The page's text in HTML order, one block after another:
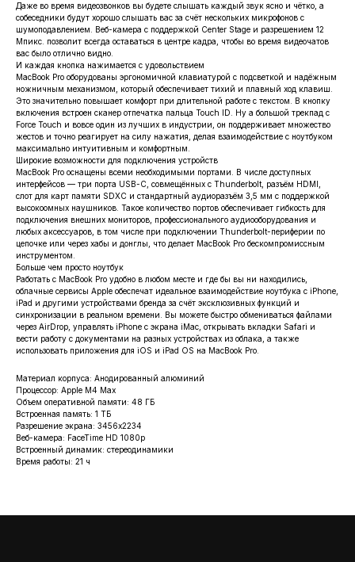
Даже во время видеозвонков вы будете слышать каждый звук ясно и чётко, а
собеседники будут хорошо слышать вас за счёт нескольких микрофонов с
шумоподавлением. Веб-камера с поддержкой Center Stage и разрешением 12
Мпикс. позволит всегда оставаться в центре кадра, чтобы во время видеочатов
вас было отлично видно.
И каждая кнопка нажимается с удовольствием
MacBook Pro оборудованы эргономичной клавиатурой с подсветкой и надёжным
ножничным механизмом, который обеспечивает тихий и плавный ход клавиш.
Это значительно повышает комфорт при длительной работе с текстом. В кнопку
включения встроен сканер отпечатка пальца Touch ID. Ну а большой трекпад с
Force Touch и вовсе один из лучших в индустрии, он поддерживает множество
жестов и точно реагирует на силу нажатия, делая взаимодействие с ноутбуком
максимально интуитивным и комфортным.
Широкие возможности для подключения устройств
MacBook Pro оснащены всеми необходимыми портами. В числе доступных
интерфейсов — три порта USB-C, совмещённых с Thunderbolt, разъём HDMI,
слот для карт памяти SDXC и стандартный аудиоразъём 3,5 мм с поддержкой
высокоомных наушников. Такое количество портов обеспечивает гибкость для
подключения внешних мониторов, профессионального аудиооборудования и
любых аксессуаров, в том числе при подключении Thunderbolt-периферии по
цепочке или через хабы и донглы, что делает MacBook Pro бескомпромиссным
инструментом.
Больше чем просто ноутбук
Работать с MacBook Pro удобно в любом месте и где бы вы ни находились,
облачные сервисы Apple обеспечат идеальное взаимодействие ноутбука с iPhone,
iPad и другими устройствами бренда за счёт эксклюзивных функций и
синхронизации в реальном времени. Вы можете быстро обмениваться файлами
через AirDrop, управлять iPhone с экрана iMac, открывать вкладки Safari и
вести работу с документами на разных устройствах из облака, а также
использовать приложения для iOS и iPad OS на MacBook Pro.
Материал корпуса: Анодированный алюминий
Процессор: Apple M4 Max
Объем оперативной памяти: 48 ГБ
Встроенная память: 1 ТБ
Разрешение экрана: 3456x2234
Веб-камера: FaceTime HD 1080p
Встроенный динамик: стереодинамики
Время работы: 21 ч